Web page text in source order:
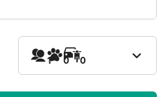
1 0 0